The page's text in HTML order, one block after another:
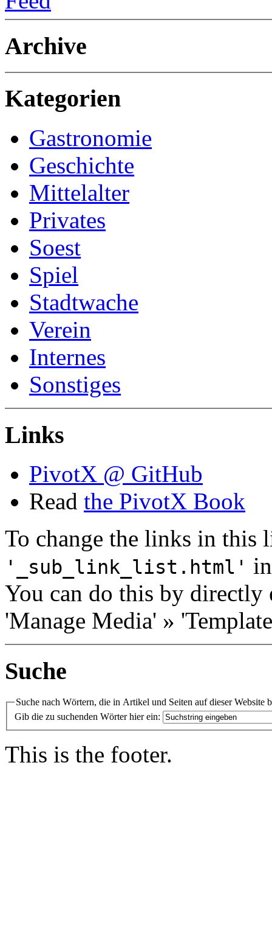
Archive
Kategorien
Gastronomie
Geschichte
Mittelalter
Privates
Soest
Spiel
Stadtwache
Verein
Internes
Sonstiges
Links
PivotX @ GitHub
Read the PivotX Book
To change the links in this
'_sub_link_list.html'
You can do this by
'Manage Media' »
Suche
Suche nach Wörtern, die in Artikel und Seiten auf dieser Website
Gib die zu suchenden Wörter hier ein:
This is the footer.